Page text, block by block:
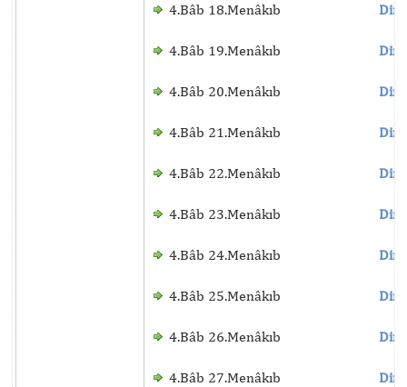
4.Bâb 18.Menâkıb
4.Bâb 19.Menâkıb
4.Bâb 20.Menâkıb
4.Bâb 21.Menâkıb
4.Bâb 22.Menâkıb
4.Bâb 23.Menâkıb
4.Bâb 24.Menâkıb
4.Bâb 25.Menâkıb
4.Bâb 26.Menâkıb
4.Bâb 27.Menâkıb